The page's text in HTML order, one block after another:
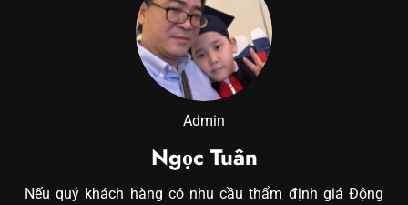
Admin
Ngọc Tuân
Nếu quý khách hàng có nhu cầu thẩm định giá Động